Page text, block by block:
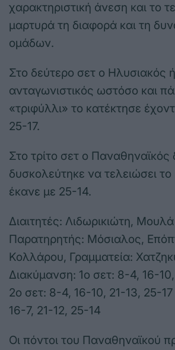
χαρακτηριστική άνεση και το
μαρτυρά τη διαφορά και τη
ομάδων.
Στο δεύτερο σετ ο Ηλυσιακός
ανταγωνιστικός ωστόσο και
«τριφύλλι» το κατέκτησε
25-17.
Στο τρίτο σετ ο Παναθηναϊκός
δυσκολεύτηκε να τελειώσει το
έκανε με 25-14.
Διαιτητές: Λιδωρικιώτη, Μουλά
Παρατηρητής: Μόσιαλος,
Κολλάρου, Γραμματεία:
Διακύμανση: 1ο σετ: 8-4, 16-
2ο σετ: 8-4, 16-10, 21-13, 25-
16-7, 21-12, 25-14
Οι πόντοι του Παναθηναϊκού